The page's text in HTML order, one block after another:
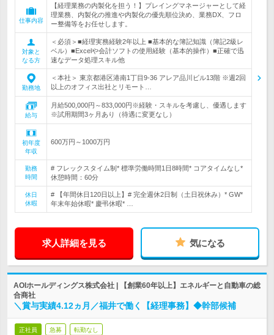
仕事内容
【経理業務の内製化を担う！】プレイングマネージャーとして経
理業務、内製化の推進や内製化の優先順位決め、業務DX、フロ
ー整備等をお任せします。
対象と
なる方
＜必須＞■経理実務経験2年以上 ■基本的な簿記知識（簿記2級レ
ベル）■Excelや会計ソフトの使用経験（基本的操作）■正確で迅
速なデータ処理スキル他
勤務地
＜本社＞ 東京都港区港南1丁目9-36 アレア品川ビル13階 ※週2回
以上のオフィス出社とリモート…
給与
月給500,000円～833,000円※経験・スキルを考慮し、優遇します
※試用期間3ヶ月あり（待遇に変更なし）
初年度
年収
600万円～1000万円
勤務
時間
# フレックスタイム制* 標準労働時間1日8時間* コアタイムなし*
休憩時間：60分
休日
休暇
# 【年間休日120日以上】# 完全週休2日制（土日祝休み）* GW*
年末年始休暇* 慶弔休暇* …
求人詳細を見る 気になる
AOIホールディングス株式会社 | 【創業60年以上】エネルギーと自動車の総
合商社
＼賞与実績4.12ヵ月／福井で働く【経理事務】◆幹部候補
正社員 急募 転勤なし